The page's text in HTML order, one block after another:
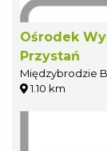
Ośrodek
Przystań
Międzybrodzie
1.10 km